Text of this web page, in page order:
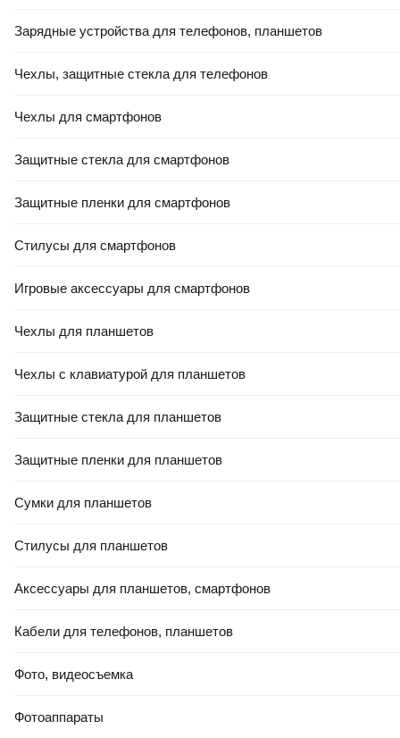
Зарядные устройства для телефонов, планшетов
Чехлы, защитные стекла для телефонов
Чехлы для смартфонов
Защитные стекла для смартфонов
Защитные пленки для смартфонов
Стилусы для смартфонов
Игровые аксессуары для смартфонов
Чехлы для планшетов
Чехлы с клавиатурой для планшетов
Защитные стекла для планшетов
Защитные пленки для планшетов
Сумки для планшетов
Стилусы для планшетов
Аксессуары для планшетов, смартфонов
Кабели для телефонов, планшетов
Фото, видеосъемка
Фотоаппараты